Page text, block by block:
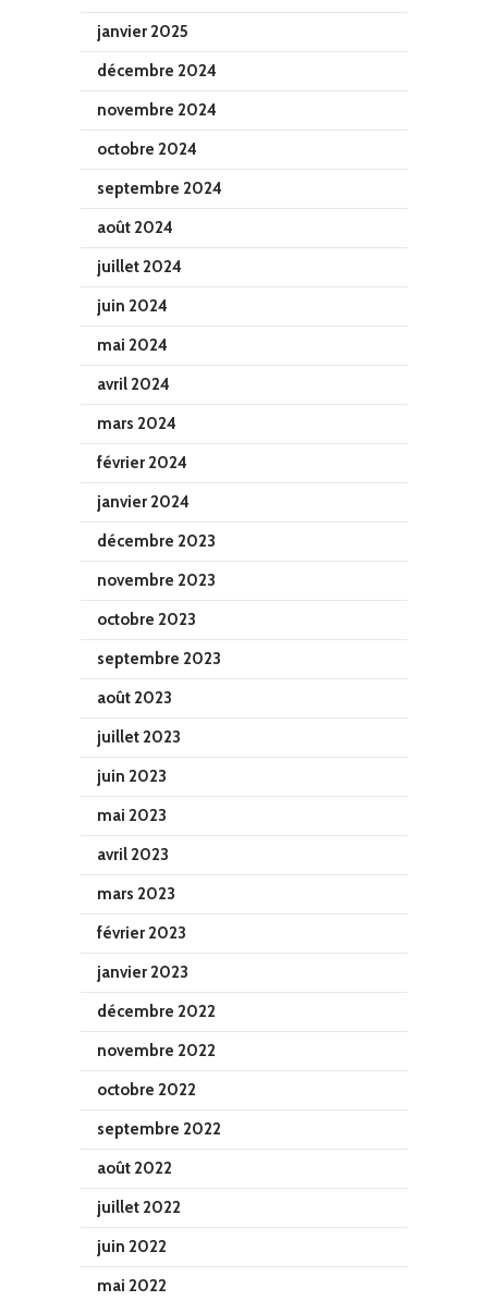
janvier 2025
décembre 2024
novembre 2024
octobre 2024
septembre 2024
août 2024
juillet 2024
juin 2024
mai 2024
avril 2024
mars 2024
février 2024
janvier 2024
décembre 2023
novembre 2023
octobre 2023
septembre 2023
août 2023
juillet 2023
juin 2023
mai 2023
avril 2023
mars 2023
février 2023
janvier 2023
décembre 2022
novembre 2022
octobre 2022
septembre 2022
août 2022
juillet 2022
juin 2022
mai 2022